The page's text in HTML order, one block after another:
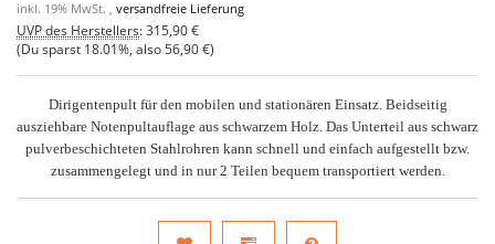
inkl. 19% MwSt. , versandfreie Lieferung
UVP des Herstellers:315,90 €
(Du sparst 18.01% , also 56,90 €)
Dirigentenpult für den mobilen und stationären Einsatz. Beidseitig
ausziehbare Notenpultauflage aus schwarzem Holz. Das Unterteil aus schwarz
pulverbeschichteten Stahlrohren kann schnell und einfach aufgestellt bzw.
zusammengelegt und in nur 2 Teilen bequem transportiert werden.